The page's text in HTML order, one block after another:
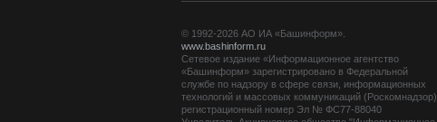
© 1992-2026 АО ИА «Башинформ».
www.bashinform.ru
Сетевое издание «Информационное агентство
«Башинформ» зарегистрировано в Федеральной
службе по надзору в сфере связи, информационных
технологий и массовых коммуникаций (Роскомнадзор),
регистрационный номер Эл № ФС77-88040